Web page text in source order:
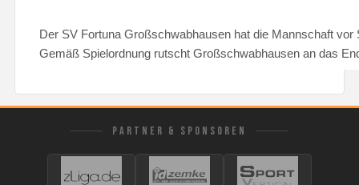
Der SV Fortuna Großschwabhausen hat die Mannschaft vor
Gemäß Spielordnung rutscht Großschwabhausen an das
PARTNER & SPONSOREN